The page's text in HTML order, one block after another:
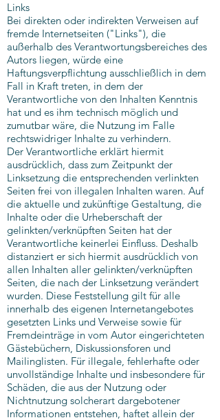
Links
Bei direkten oder indirekten Verweisen auf
fremde Internetseiten ("Links"), die
außerhalb des Verantwortungsbereiches des
Autors liegen, würde eine
Haftungsverpflichtung ausschließlich in dem
Fall in Kraft treten, in dem der
Verantwortliche von den Inhalten Kenntnis
hat und es ihm technisch möglich und
zumutbar wäre, die Nutzung im Falle
rechtswidriger Inhalte zu verhindern.
Der Verantwortliche erklärt hiermit
ausdrücklich, dass zum Zeitpunkt der
Linksetzung die entsprechenden verlinkten
Seiten frei von illegalen Inhalten waren. Auf
die aktuelle und zukünftige Gestaltung, die
Inhalte oder die Urheberschaft der
gelinkten/verknüpften Seiten hat der
Verantwortliche keinerlei Einfluss. Deshalb
distanziert er sich hiermit ausdrücklich von
allen Inhalten aller gelinkten/verknüpften
Seiten, die nach der Linksetzung verändert
wurden. Diese Feststellung gilt für alle
innerhalb des eigenen Internetangebotes
gesetzten Links und Verweise sowie für
Fremdeinträge in vom Autor eingerichteten
Gästebüchern, Diskussionsforen und
Mailinglisten. Für illegale, fehlerhafte oder
unvollständige Inhalte und insbesondere für
Schäden, die aus der Nutzung oder
Nichtnutzung solcherart dargebotener
Informationen entstehen, haftet allein der